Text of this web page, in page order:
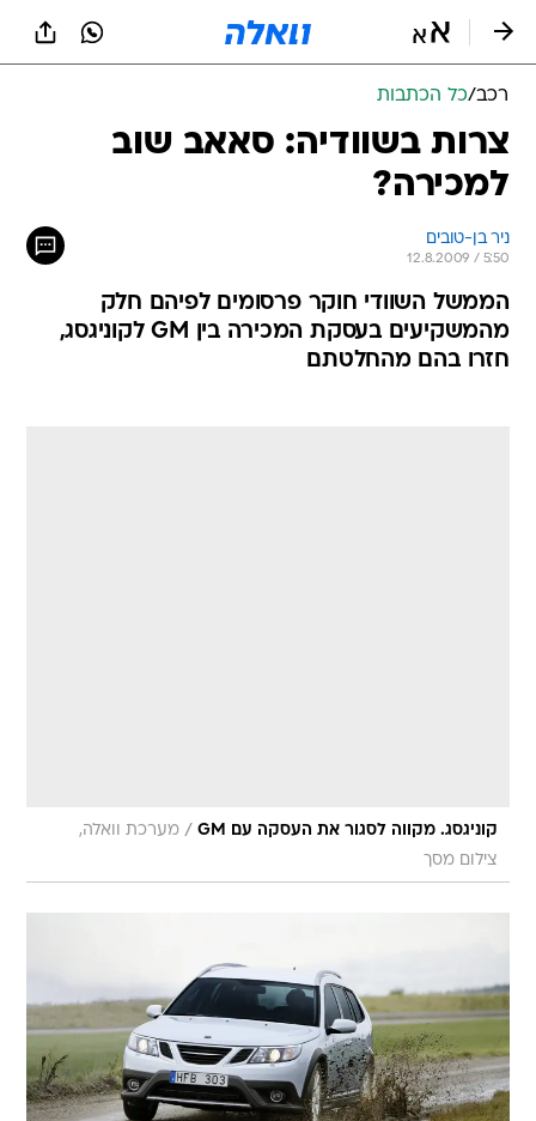
רכב/כל הכתבות
צרות בשוודיה: סאאב שוב
למכירה?
ניר בן-טובים
12.8.2009 / 5:50
הממשל השוודי חוקר פרסומים לפיהם חלק
מהמשקיעים בעסקת המכירה בין GM לקוניגסג,
חזרו בהם מהחלטתם
קוניגסג. מקווה לסגור את העסקה עם GM / מערכת וואלה,
צילום מסך